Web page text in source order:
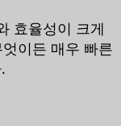
효율성이 크게
이든 매우 빠른